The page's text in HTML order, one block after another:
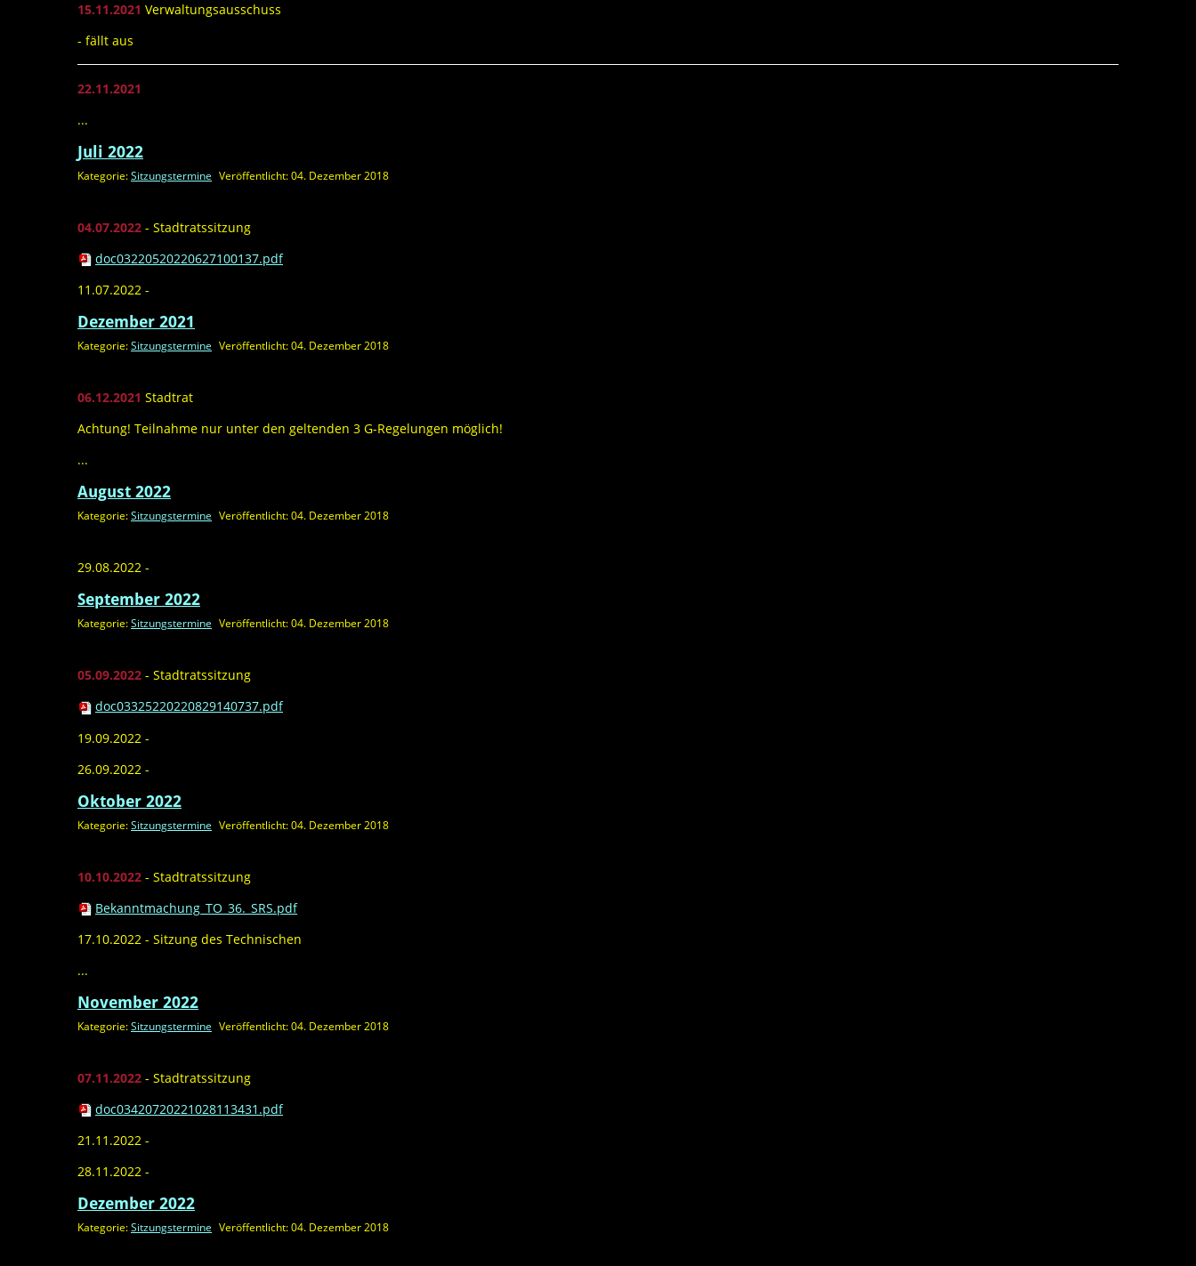
15.11.2021 Verwaltungsausschuss
- fällt aus
22.11.2021
...
Juli 2022
Kategorie:Sitzungstermine Veröffentlicht: 04. Dezember 2018
04.07.2022 - Stadtratssitzung
doc03220520220627100137.pdf
11.07.2022 -
Dezember 2021
Kategorie:Sitzungstermine Veröffentlicht: 04. Dezember 2018
06.12.2021 Stadtrat
Achtung! Teilnahme nur unter den geltenden 3 G-Regelungen möglich!
...
August 2022
Kategorie:Sitzungstermine Veröffentlicht: 04. Dezember 2018
29.08.2022 -
September 2022
Kategorie:Sitzungstermine Veröffentlicht: 04. Dezember 2018
05.09.2022 - Stadtratssitzung
doc03325220220829140737.pdf
19.09.2022 -
26.09.2022 -
Oktober 2022
Kategorie:Sitzungstermine Veröffentlicht: 04. Dezember 2018
10.10.2022 - Stadtratssitzung
Bekanntmachung_TO_36._SRS.pdf
17.10.2022 - Sitzung des Technischen
...
November 2022
Kategorie:Sitzungstermine Veröffentlicht: 04. Dezember 2018
07.11.2022 - Stadtratssitzung
doc03420720221028113431.pdf
21.11.2022 -
28.11.2022 -
Dezember 2022
Kategorie:Sitzungstermine Veröffentlicht: 04. Dezember 2018